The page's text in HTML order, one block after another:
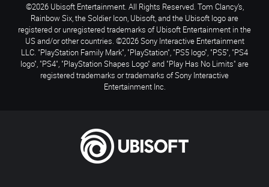
©2026 Ubisoft Entertainment. All Rights Reserved. Tom Clancy’s,
Rainbow Six, the Soldier Icon, Ubisoft, and the Ubisoft logo are
registered or unregistered trademarks of Ubisoft Entertainment in the
US and/or other countries. ©2026 Sony Interactive Entertainment
LLC. "PlayStation Family Mark", "PlayStation", "PS5 logo", "PS5", "PS4
logo", "PS4", "PlayStation Shapes Logo" and "Play Has No Limits" are
registered trademarks or trademarks of Sony Interactive
Entertainment Inc.